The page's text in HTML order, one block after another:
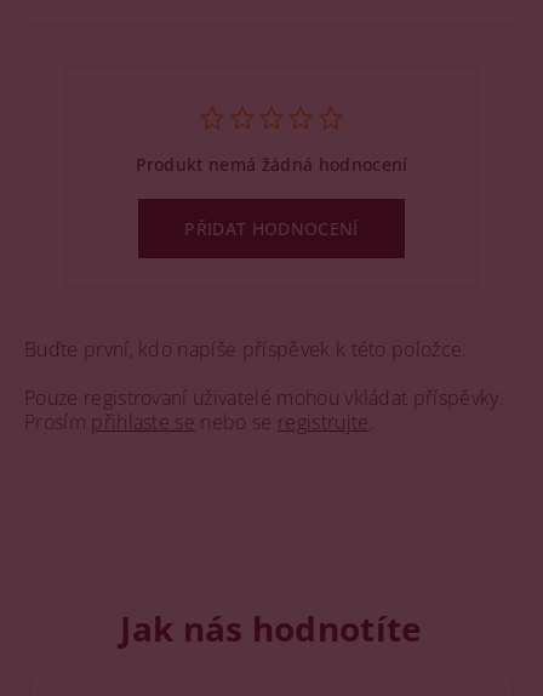
Buďte první, kdo napíše příspěvek k této položce.
Pouze registrovaní uživatelé mohou vkládat příspěvky.
Prosím přihlaste se nebo se registrujte
Produkt nemá žádná hodnocení
PŘIDAT HODNOCENÍ
Jak nás hodnotíte